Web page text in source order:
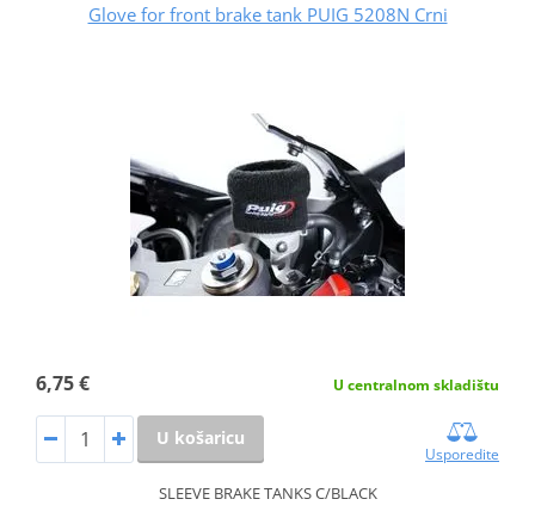
Glove for front brake tank PUIG 5208N Crni
6,75 € U centralnom skladištu
U košaricu
Usporedite
SLEEVE BRAKE TANKS C/BLACK